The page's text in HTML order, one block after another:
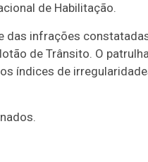
de Habilitação.
das infrações
de Trânsito. O
índices de